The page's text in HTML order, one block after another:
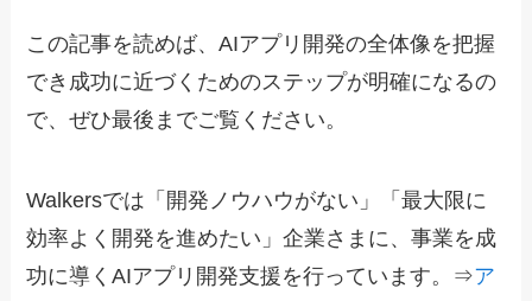
この記事を読めば、AIアプリ開発の全体像を把握
でき成功に近づくためのステップが明確になるの
で、ぜひ最後までご覧ください。
Walkersでは「開発ノウハウがない」「最大限に
効率よく開発を進めたい」企業さまに、事業を成
功に導くAIアプリ開発支援を行っています。⇒ア